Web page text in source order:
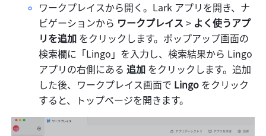
ワークプレイスから開く。Lark アプリを開き、ナ
ビゲーションから ワークプレイス > よく使うアプ
リを追加 をクリックします。ポップアップ画面の
検索欄に「Lingo」を入力し、検索結果から Lingo
アプリの右側にある 追加 をクリックします。追加
した後、ワークプレイス画面で Lingo をクリック
すると、トップページを開きます。